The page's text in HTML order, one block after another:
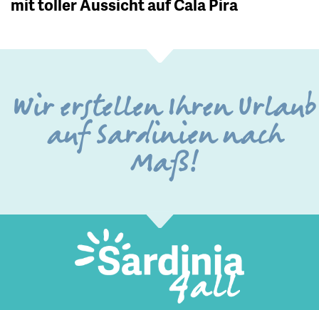
mit toller Aussicht auf Cala Pira
Wir erstellen Ihren Urlaub
auf Sardinien nach
Maß!